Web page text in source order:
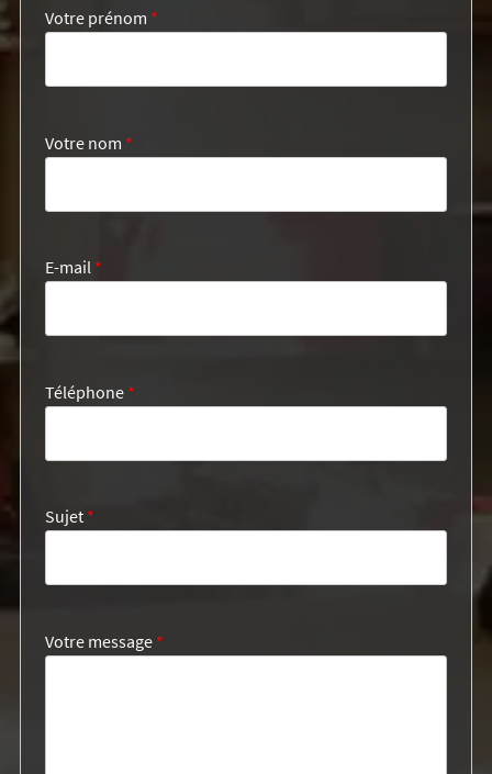
Votre prénom *
Votre nom *
E-mail *
Téléphone *
Sujet *
Votre message *